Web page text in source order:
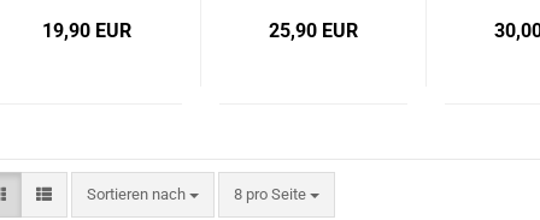
Camo 20x25
19,90 EUR 25,90 EUR
Sortieren nach
Sortieren nach 8 pro Seite
pro Seite